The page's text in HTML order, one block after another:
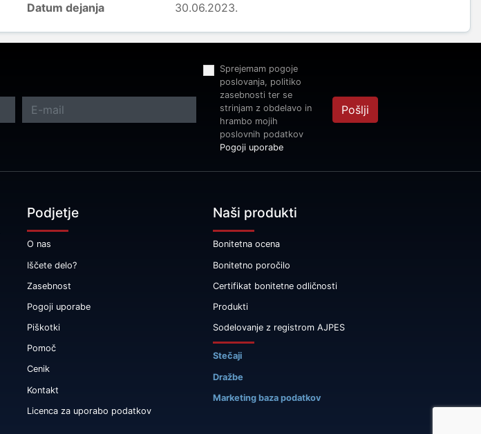
Datum dejanja 30.06.2023.
Sprejemam pogoje
poslovanja, politiko
zasebnosti ter se
strinjam z obdelavo in
hrambo mojih
poslovnih podatkov
Pogoji uporabe
Pošlji
Podjetje
O nas
Iščete delo?
Zasebnost
Pogoji uporabe
Piškotki
Pomoč
Cenik
Kontakt
Licenca za uporabo podatkov
Naši produkti
Bonitetna ocena
Bonitetno poročilo
Certifikat bonitetne odličnosti
Produkti
Sodelovanje z registrom AJPES
Stečaji
Dražbe
Marketing baza podatkov